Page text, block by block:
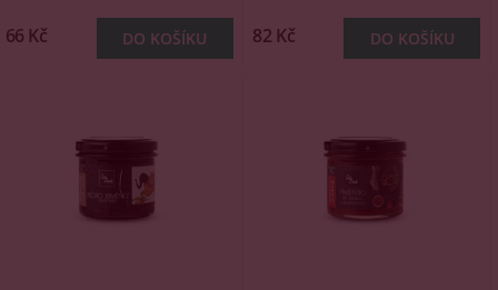
66 Kč 82 Kč